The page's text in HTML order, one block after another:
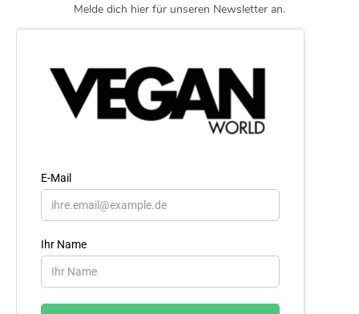
Melde dich hier für unseren Newsletter an.